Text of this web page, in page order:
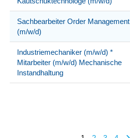
Sachbearbeiter Order Management
(m/w/d)
Industriemechaniker (m/w/d) *
Mitarbeiter (m/w/d) Mechanische
Instandhaltung